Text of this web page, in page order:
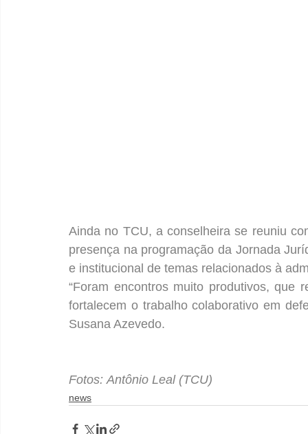
Ainda no TCU, a conselheira se reuniu
presença na programação da Jornada
e institucional de temas relacionados à
“Foram encontros muito produtivos, que
fortalecem o trabalho colaborativo em
Susana Azevedo.
Fotos: Antônio Leal (TCU)
news